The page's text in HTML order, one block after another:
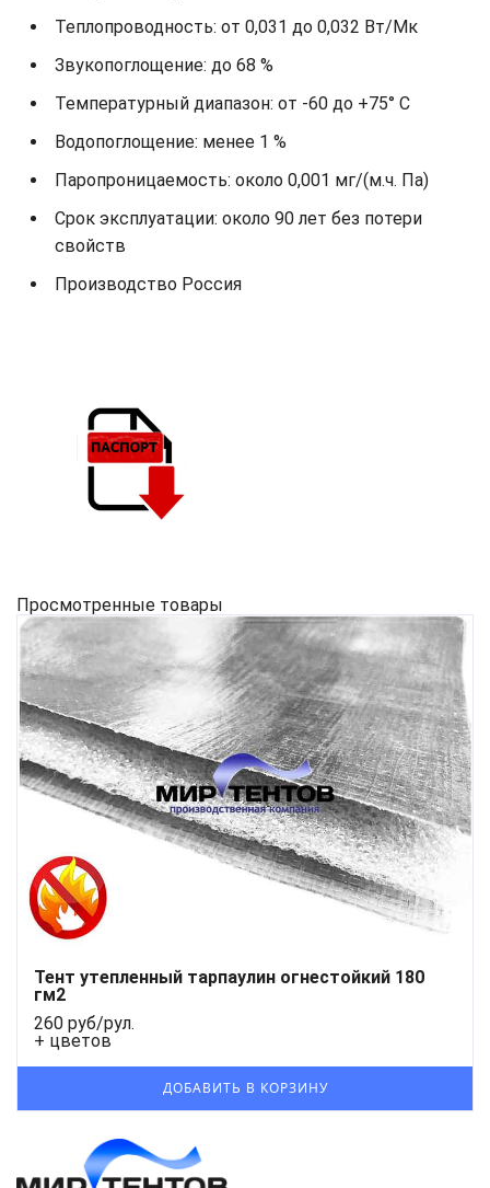
Теплопроводность: от 0,031 до 0,032 Вт/Мк
Звукопоглощение: до 68 %
Температурный диапазон: от -60 до +75° С
Водопоглощение: менее 1 %
Паропроницаемость: около 0,001 мг/(м.ч. Па)
Срок эксплуатации: около 90 лет без потери
свойств
Производство Россия
Просмотренные товары
Тент утепленный тарпаулин огнестойкий 180
гм2
260 руб/рул.
+ цветов